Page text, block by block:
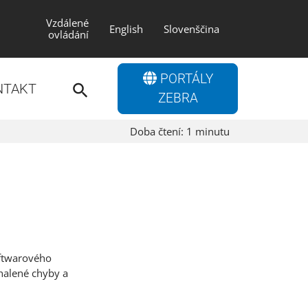
Vzdálené
ovládání
English Slovenščina
PORTÁLY
ZEBRA
Doba čtení: 1 minutu
chyby a